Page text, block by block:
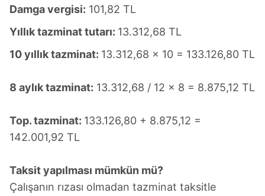
hazırlanmış Aydınlatma Metnimizi okumak ve sitemizde
ilgili mevzuata uygun olarak kullanılan çerezlerle ilgili bilgi
Damga vergisi: 101,82 TL
Yıllık tazminat tutarı: 13.312,68 TL
10 yıllık tazminat: 13.312,68 x 10 = 133.126,80 TL
8 aylık tazminat: 13.312,68 / 12 x 8 = 8.875,12 TL
Top. tazminat: 133.126,80 + 8.875,12 =
142.001,92 TL
Taksit yapılması mümkün mü?
Çalışanın rızası olmadan tazminat taksitle